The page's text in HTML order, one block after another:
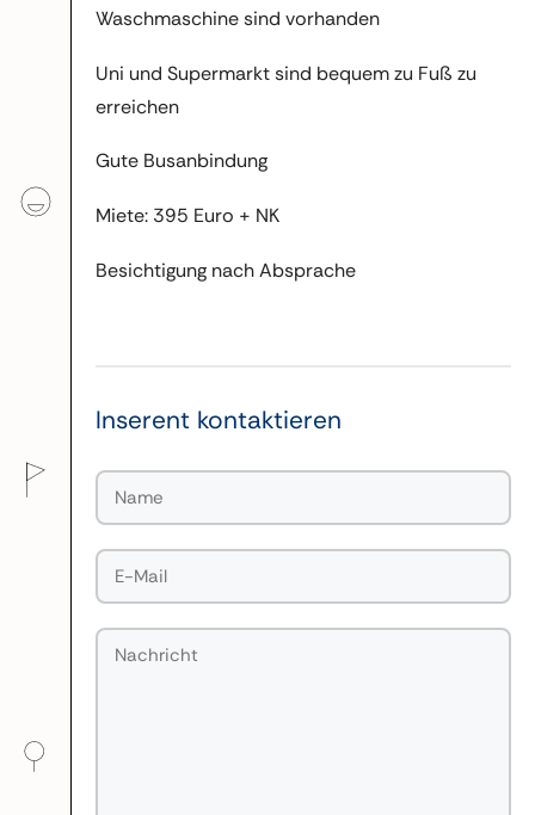
Waschmaschine sind vorhanden
Uni und Supermarkt sind bequem zu Fuß zu
erreichen
Gute Busanbindung
Miete: 395 Euro + NK
Besichtigung nach Absprache
Inserent kontaktieren